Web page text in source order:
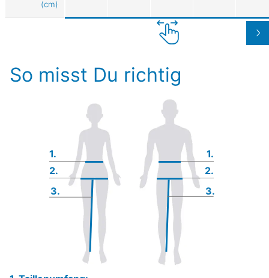
(cm)
So misst Du richtig
1.
1.
2.
2.
3.
3.